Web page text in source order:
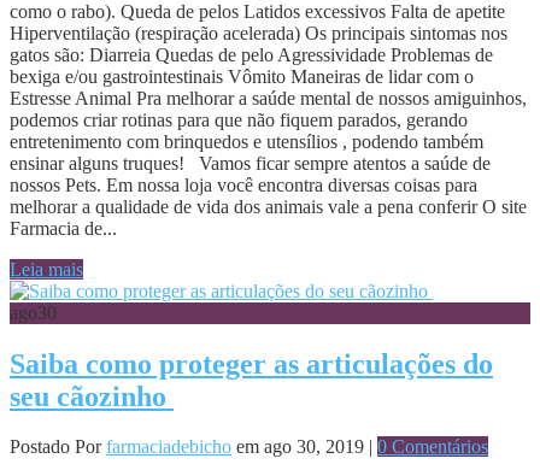
como o rabo). Queda de pelos Latidos excessivos Falta de apetite
Hiperventilação (respiração acelerada) Os principais sintomas nos
gatos são: Diarreia Quedas de pelo Agressividade Problemas de
bexiga e/ou gastrointestinais Vômito Maneiras de lidar com o
Estresse Animal Pra melhorar a saúde mental de nossos amiguinhos,
podemos criar rotinas para que não fiquem parados, gerando
entretenimento com brinquedos e utensílios , podendo também
ensinar alguns truques! Vamos ficar sempre atentos a saúde de
nossos Pets. Em nossa loja você encontra diversas coisas para
melhorar a qualidade de vida dos animais vale a pena conferir O site
Farmacia de...
Leia mais
ago30
Saiba como proteger as articulações do
seu cãozinho
Postado Porfarmaciadebicho em ago 30, 2019 | 0 Comentários